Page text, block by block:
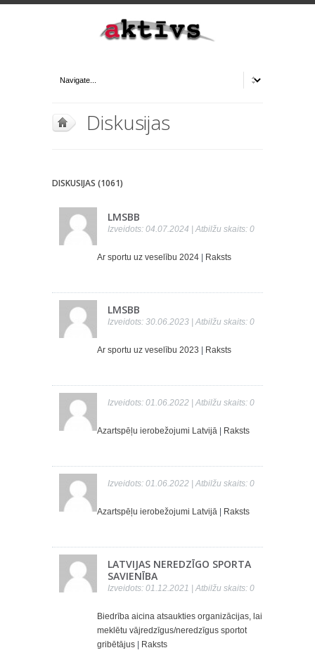
Diskusijas
DISKUSIJAS (1061)
LMSBB
Izveidots: 04.07.2024 | Atbilžu skaits: 0
Ar sportu uz veselību 2024 Raksts
LMSBB
Izveidots: 30.06.2023 | Atbilžu skaits: 0
Ar sportu uz veselību 2023 Raksts
Izveidots: 01.06.2022 | Atbilžu skaits: 0
Azartspēļu ierobežojumi Latvijā Raksts
Izveidots: 01.06.2022 | Atbilžu skaits: 0
Azartspēļu ierobežojumi Latvijā Raksts
LATVIJAS NEREDZĪGO SPORTA
SAVIENĪBA
Izveidots: 01.12.2021 | Atbilžu skaits: 0
Biedrība aicina atsaukties organizācijas, lai
meklētu vājredzīgus/neredzīgus sportot
gribētājus
Raksts